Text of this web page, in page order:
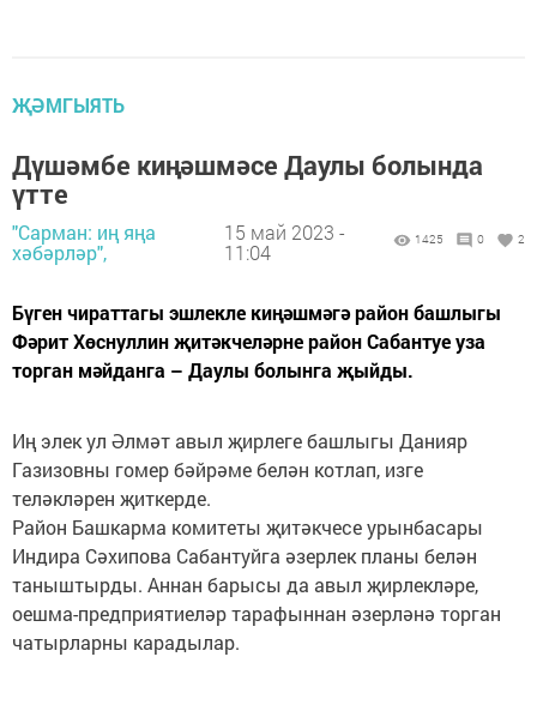
ҖӘМГЫЯТЬ
Дүшәмбе киңәшмәсе Даулы болында
үтте
"Сарман: иң яңа
хәбәрләр",
15 май 2023 -
11:04
1425 0 2
Бүген чираттагы эшлекле киңәшмәгә район башлыгы
Фәрит Хөснуллин җитәкчеләрне район Сабантуе уза
торган мәйданга – Даулы болынга җыйды.
Иң элек ул Әлмәт авыл җирлеге башлыгы Данияр
Газизовны гомер бәйрәме белән котлап, изге
теләкләрен җиткерде.
Район Башкарма комитеты җитәкчесе урынбасары
Индира Сәхипова Сабантуйга әзерлек планы белән
таныштырды. Аннан барысы да авыл җирлекләре,
оешма-предприятиеләр тарафыннан әзерләнә торган
чатырларны карадылар.